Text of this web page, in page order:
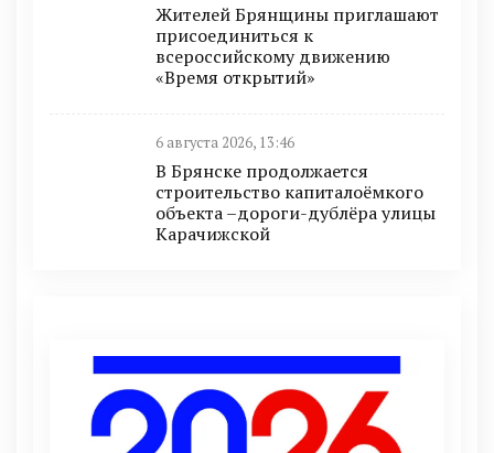
Жителей Брянщины приглашают
присоединиться к
всероссийскому движению
«Время открытий»
6 августа 2026, 13:46
В Брянске продолжается
строительство капиталоёмкого
объекта –дороги-дублёра улицы
Карачижской